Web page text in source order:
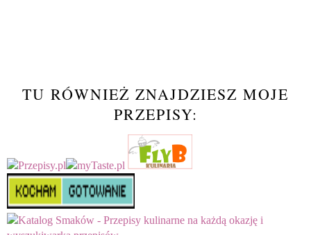
TU RÓWNIEŻ ZNAJDZIESZ MOJE
PRZEPISY: